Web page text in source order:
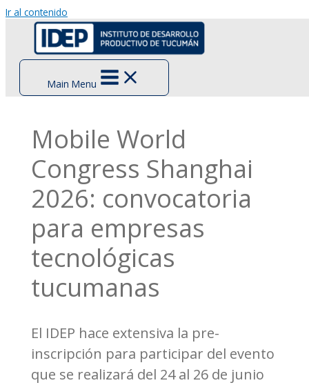
Ir al contenido
Main Menu
Mobile World
Congress Shanghai
2026: convocatoria
para empresas
tecnológicas
tucumanas
El IDEP hace extensiva la pre-
inscripción para participar del evento
que se realizará del 24 al 26 de junio